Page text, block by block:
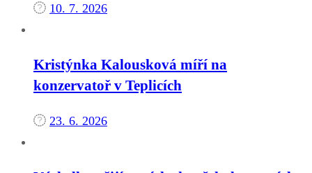
10. 7. 2026
Kristýnka Kalousková míří na
konzervatoř v Teplicích
23. 6. 2026